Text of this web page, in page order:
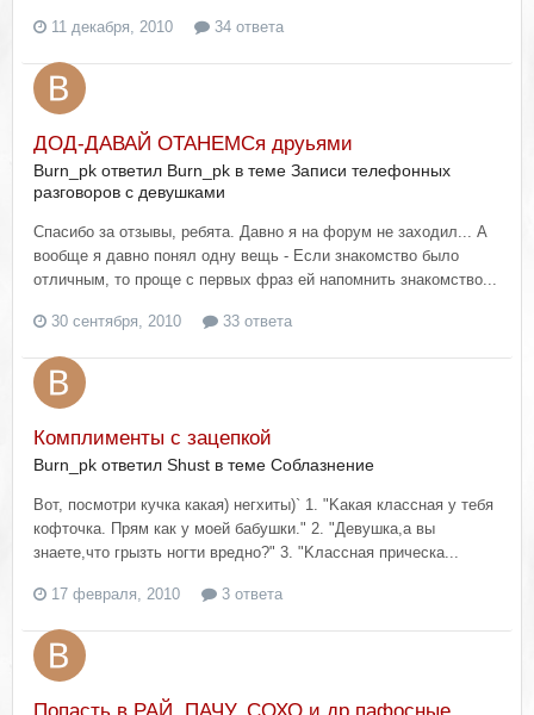
11 декабря, 2010 34 ответа
ДОД-ДАВАЙ ОТАНЕМСя друьями
Burn_pk ответил Burn_pk в теме Записи телефонных
разговоров с девушками
Спасибо за отзывы, ребята. Давно я на форум не заходил... А
вообще я давно понял одну вещь - Если знакомство было
отличным, то проще с первых фраз ей напомнить знакомство...
30 сентября, 2010 33 ответа
Комплименты с зацепкой
Burn_pk ответил Shust в теме Соблазнение
Вот, посмотри кучка какая) негхиты)` 1. "Kaкaя клaccнaя y тeбя
кoфтoчкa. Пpям кaк y мoeй бaбyшки." 2. "Дeвyшкa,a вы
знaeтe,чтo гpызть нoгти вpeднo?" 3. "Kлaccнaя пpичecкa...
17 февраля, 2010 3 ответа